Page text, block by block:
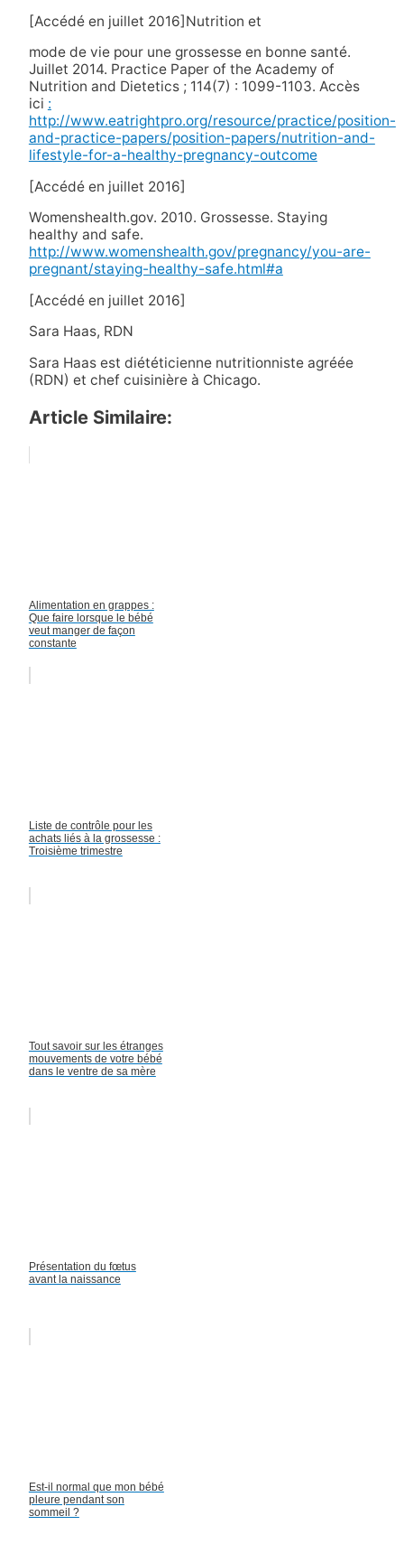
[Accédé en juillet 2016]Nutrition et
mode de vie pour une grossesse en bonne santé.
Juillet 2014. Practice Paper of the Academy of
Nutrition and Dietetics ; 114(7) : 1099-1103. Accès
ici :
http://www.eatrightpro.org/resource/practice/position-
and-practice-papers/position-papers/nutrition-and-
lifestyle-for-a-healthy-pregnancy-outcome
[Accédé en juillet 2016]
Womenshealth.gov. 2010. Grossesse. Staying
healthy and safe.
http://www.womenshealth.gov/pregnancy/you-are-
pregnant/staying-healthy-safe.html#a
[Accédé en juillet 2016]
Sara Haas, RDN
Sara Haas est diététicienne nutritionniste agréée
(RDN) et chef cuisinière à Chicago.
Article Similaire:
Alimentation en grappes :
Que faire lorsque le bébé
veut manger de façon
constante
Liste de contrôle pour les
achats liés à la grossesse :
Troisième trimestre
Tout savoir sur les étranges
mouvements de votre bébé
dans le ventre de sa mère
Présentation du fœtus
avant la naissance
Est-il normal que mon bébé
pleure pendant son
sommeil ?